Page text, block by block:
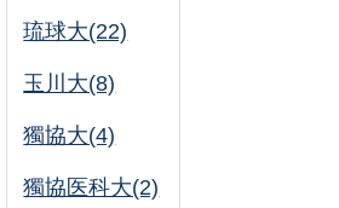
琉球大(22)
玉川大(8)
獨協大(4)
獨協医科大(2)